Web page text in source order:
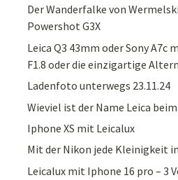
Der Wanderfalke von
Powershot G3X
Leica Q3 43mm oder Sony A7c
F1.8 oder die einzigartige
Ladenfoto unterwegs 23.11.24
Wieviel ist der Name Leica
Iphone XS mit Leicalux
Mit der Nikon jede Kleinigkeit
Leicalux mit Iphone 16 pro – 3